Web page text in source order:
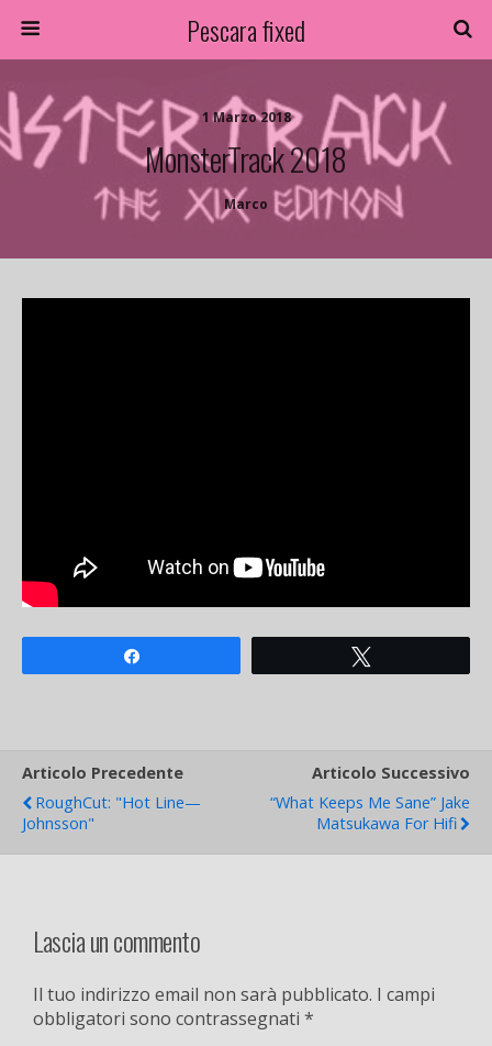
Pescara fixed
1 Marzo 2018
MonsterTrack 2018
Marco
Articolo Precedente
RoughCut: "Hot Line—
Johnsson"
Articolo Successivo
“What Keeps Me Sane” Jake
Matsukawa For Hifi
Lascia un commento
Il tuo indirizzo email non sarà pubblicato. I campi
obbligatori sono contrassegnati *